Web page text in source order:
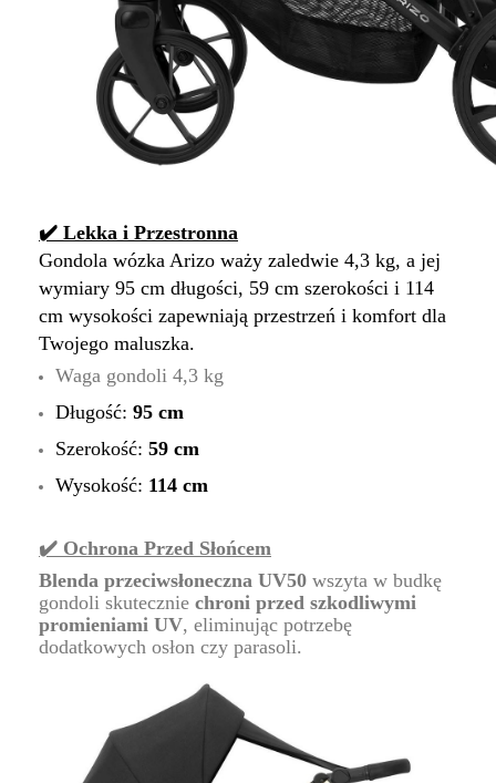
✔️ Lekka i Przestronna
Gondola wózka Arizo waży zaledwie 4,3 kg, a jej
wymiary 95 cm długości, 59 cm szerokości i 114
cm wysokości zapewniają przestrzeń i komfort dla
Twojego maluszka.
Waga gondoli 4,3 kg
Długość: 95 cm
Szerokość: 59 cm
Wysokość: 114 cm
✔️ Ochrona Przed Słońcem
Blenda przeciwsłoneczna UV50 wszyta w budkę
gondoli skutecznie chroni przed szkodliwymi
promieniami UV, eliminując potrzebę
dodatkowych osłon czy parasoli.